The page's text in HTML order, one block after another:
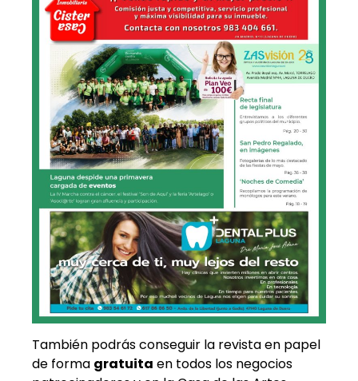
También podrás conseguir la revista en papel
de forma gratuita en todos los negocios